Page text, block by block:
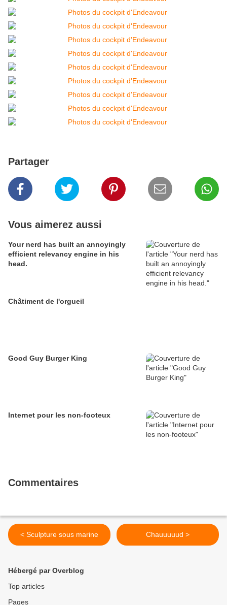
Partager
Vous aimerez aussi
Your nerd has built an annoyingly
efficient relevancy engine in his
head.
Châtiment de l'orgueil
Good Guy Burger King
Internet pour les non-footeux
Commentaires
< Sculpture sous marine Chauuuuud >
Hébergé par Overblog
Top articles
Pages